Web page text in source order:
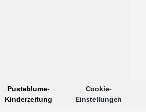
Pusteblume-
Kinderzeitung
Cookie-
Einstellungen